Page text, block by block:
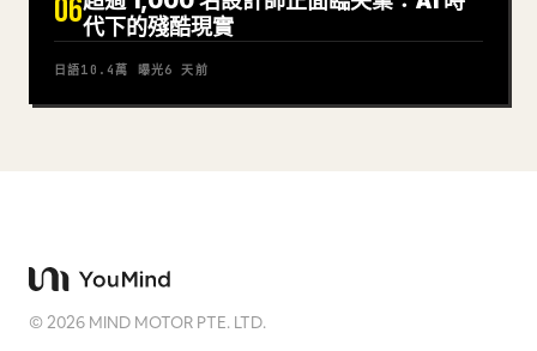
06代下的殘酷現實
日語10.4萬 曝光6 天前
©2026 MIND MOTOR PTE. LTD.